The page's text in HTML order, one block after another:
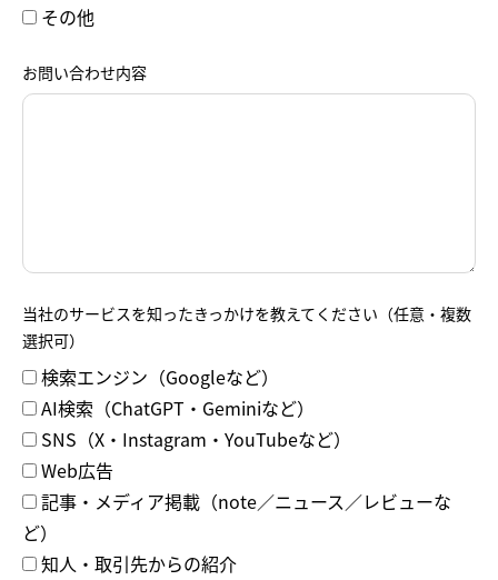
その他
お問い合わせ内容
当社のサービスを知ったきっかけを教えてください（任意・複数
選択可）
検索エンジン（Googleなど）
AI検索（ChatGPT・Geminiなど）
SNS（X・Instagram・YouTubeなど）
Web広告
記事・メディア掲載（note／ニュース／レビューな
ど）
知人・取引先からの紹介